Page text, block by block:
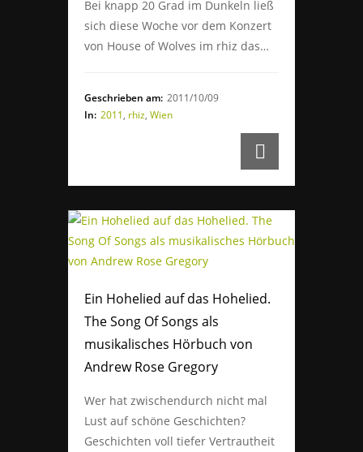
Bei knapp 20 Grad im Dunkeln ließ
sich diese Woche vor dem Konzert
von House of Wolves im rhiz das…
Geschrieben am: 2011/10/09
In: 2011, rhiz, Wien
Ein Hohelied auf das Hohelied.
The Song Of Songs als
musikalisches Hörbuch von
Andrew Rose Gregory
Wer hat zwischendurch nicht mal
Lust auf schöne Geschichten?
Geschichten voll tiefer Vertrautheit